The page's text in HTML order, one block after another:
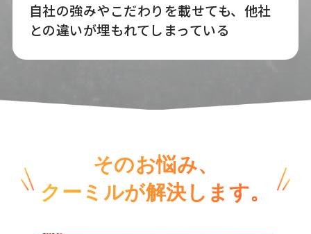
自社の強みやこだわりを載せても、他社
との違いが埋もれてしまっている
そのお悩み、
クーミルが解決します。